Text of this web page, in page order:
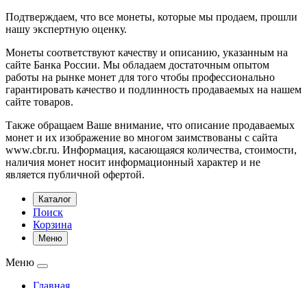
Подтверждаем, что все монеты, которые мы продаем, прошли
нашу экспертную оценку.
Монеты соответствуют качеству и описанию, указанным на
сайте Банка России. Мы обладаем достаточным опытом
работы на рынке монет для того чтобы профессионально
гарантировать качество и подлинность продаваемых на нашем
сайте товаров.
Также обращаем Ваше внимание, что описание продаваемых
монет и их изображение во многом заимствованы с сайта
www.cbr.ru. Информация, касающаяся количества, стоимости,
наличия монет носит информационный характер и не
является публичной офертой.
Каталог
Поиск
Корзина
Меню
Меню
Главная